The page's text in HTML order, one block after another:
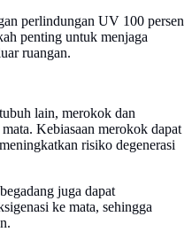
perlindungan UV 100 persen
penting untuk menjaga
ruangan.
lain, merokok dan
Kebiasaan merokok dapat
risiko degenerasi
juga dapat
ke mata, sehingga